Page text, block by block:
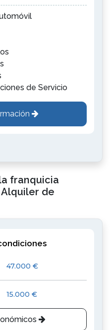
de Servicio
franquicia
de
47.000 €
15.000 €